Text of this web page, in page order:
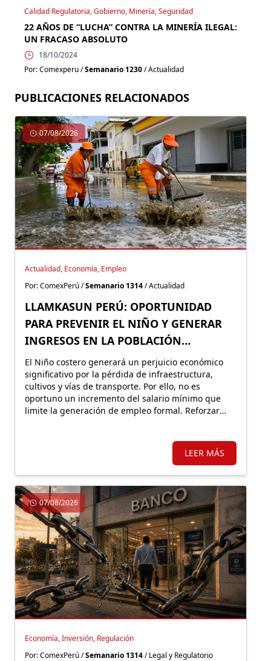
Calidad Regulatoria, Gobierno, Minería, Seguridad
22 AÑOS DE “LUCHA” CONTRA LA MINERÍA ILEGAL:
UN FRACASO ABSOLUTO
18/10/2024
Por: Comexperu /Semanario 1230/ Actualidad
PUBLICACIONES RELACIONADOS
07/08/2026
Actualidad, Economía, Empleo
Por: ComexPerú /Semanario 1314/ Actualidad
LLAMKASUN PERÚ: OPORTUNIDAD
PARA PREVENIR EL NIÑO Y GENERAR
INGRESOS EN LA POBLACIÓN
VULNERABLE
El Niño costero generará un perjuicio económico
significativo por la pérdida de infraestructura,
cultivos y vías de transporte. Por ello, no es
oportuno un incremento del salario mínimo que
limite la generación de empleo formal. Reforzar
en simultáneo, avanzar en obras de prevención.
LEER MÁS
07/08/2026
Economía, Inversión, Regulación
Por: ComexPerú /Semanario 1314/ Legal y Regulatorio